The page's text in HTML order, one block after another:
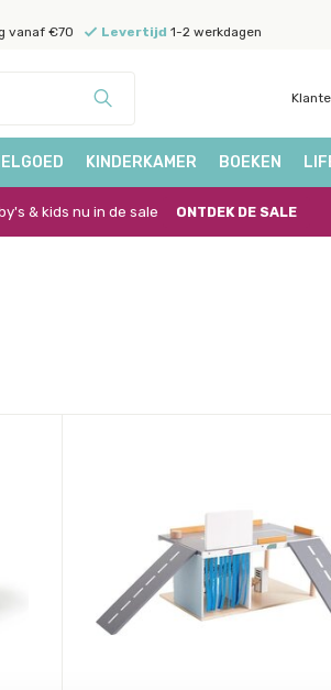
vanaf €70 Levertijd 1-2 werkdagen
KINDERKAMER BOEKEN
& kids nu in de sale ONTDEK DE SALE